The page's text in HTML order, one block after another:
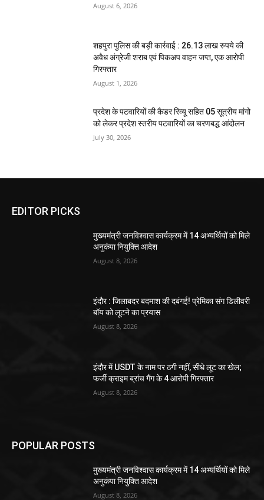
August 6, 2026
शहपुरा पुलिस की बड़ी कार्रवाई : 26.13 लाख रुपये की
अवैध अंग्रेजी शराब एवं पिकअप वाहन जप्त, एक आरोपी
गिरफ्तार
August 1, 2026
प्रदेश के पटवारियों की कैडर रिव्यू सहित 05 सूत्रीय मांगो
को लेकर प्रदेश स्तरीय पटवारियों का चरणबद्ध आंदोलन
July 30, 2026
EDITOR PICKS
मुख्यमंत्री जनविश्वास कार्यक्रम में 14 अभ्यर्थियों को मिले
अनुकंपा नियुक्ति आदेश
August 8, 2026
इंदौर : जिलाबदर बदमाश की दबंगई! प्रेमिका संग डिलीवरी
बॉय को लूटने का प्रयास
August 8, 2026
इंदौर में USDT के नाम पर ठगी नहीं, सीधे लूट का खेल;
फर्जी क्राइम ब्रांच गैंग के 4 आरोपी गिरफ्तार
August 8, 2026
POPULAR POSTS
मुख्यमंत्री जनविश्वास कार्यक्रम में 14 अभ्यर्थियों को मिले
अनुकंपा नियुक्ति आदेश
August 8, 2026